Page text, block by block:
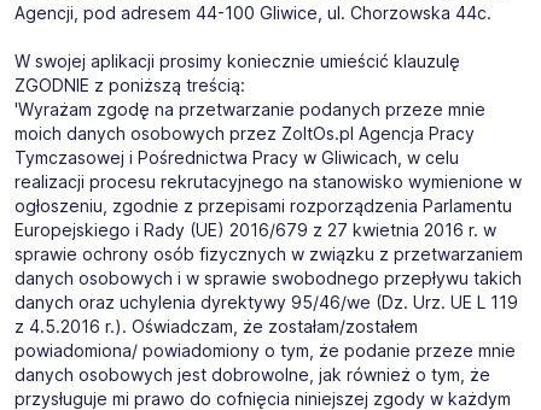
Agencji, pod adresem 44-100 Gliwice, ul. Chorzowska 44c.
W swojej aplikacji prosimy koniecznie umieścić klauzulę
ZGODNIE z poniższą treścią:
'Wyrażam zgodę na przetwarzanie podanych przeze mnie
moich danych osobowych przez ZoltOs.pl Agencja Pracy
Tymczasowej i Pośrednictwa Pracy w Gliwicach, w celu
realizacji procesu rekrutacyjnego na stanowisko wymienione w
ogłoszeniu, zgodnie z przepisami rozporządzenia Parlamentu
Europejskiego i Rady (UE) 2016/679 z 27 kwietnia 2016 r. w
sprawie ochrony osób fizycznych w związku z przetwarzaniem
danych osobowych i w sprawie swobodnego przepływu takich
danych oraz uchylenia dyrektywy 95/46/we (Dz. Urz. UE L 119
z 4.5.2016 r.). Oświadczam, że zostałam/zostałem
powiadomiona/ powiadomiony o tym, że podanie przeze mnie
danych osobowych jest dobrowolne, jak również o tym, że
przysługuje mi prawo do cofnięcia niniejszej zgody w każdym